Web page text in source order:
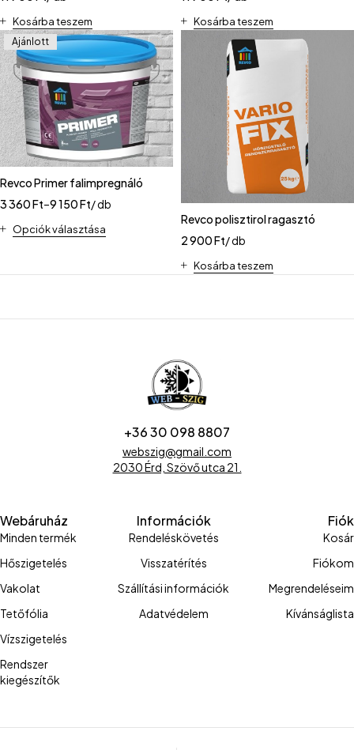
Kosárba teszem Kosárba teszem
Ajánlott
Revco Primer falimpregnáló
3 360Ft–9 150Ft/ db
Opciók választása
Revco polisztirol ragasztó
2 900Ft/ db
Kosárba teszem
+36 30 098 8807
webszig@gmail.com
2030 Érd, Szövő utca 21.
Webáruház
Minden termék
Hőszigetelés
Vakolat
Tetőfólia
Vízszigetelés
Rendszer
kiegészítők
Információk
Rendeléskövetés
Visszatérítés
Szállítási információk
Adatvédelem
Fiók
Kosár
Fiókom
Megrendeléseim
Kívánságlista